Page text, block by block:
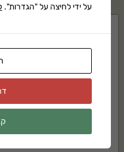
על ידי לחיצה על "הגדרות".